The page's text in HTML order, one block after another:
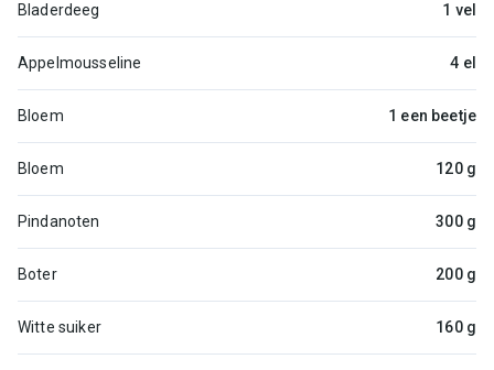
Bladerdeeg 1 vel
Appelmousseline 4 el
Bloem 1 een beetje
Bloem 120 g
Pindanoten 300 g
Boter 200 g
Witte suiker 160 g